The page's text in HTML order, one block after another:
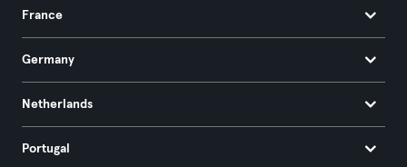
France
Germany
Netherlands
Portugal